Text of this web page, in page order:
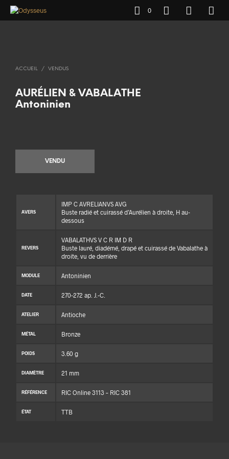
0
ACCUEIL / VENDUS
AURÉLIEN & VABALATHE
Antoninien
VENDU
AVERS
IMP C AVRELIANVS AVG
Buste radié et cuirassé d’Aurélien à droite, H au-
dessous
REVERS
VABALATHVS V C R IM D R
Buste lauré, diadémé, drapé et cuirassé de Vabalathe à
droite, vu de derrière
MODULE Antoninien
DATE 270-272 ap. J.-C.
ATELIER Antioche
MÉTAL Bronze
POIDS 3.60 g
DIAMÈTRE 21 mm
RÉFÉRENCE RIC Online 3113 – RIC 381
ÉTAT TTB